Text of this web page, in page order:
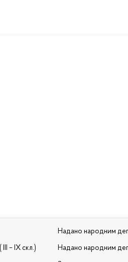
III – IX скл.)
Надано народним
Надано народним